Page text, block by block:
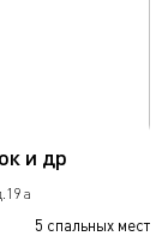
и др
а
5 спальных мест